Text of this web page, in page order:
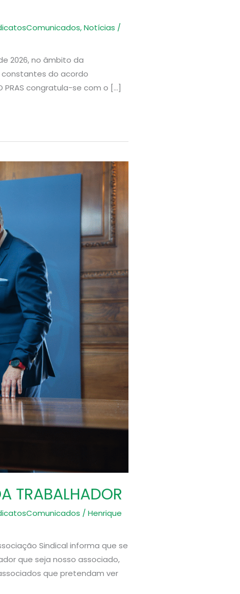
,Notícias /
2026, no âmbito da
do acordo
congratula-se com o […]
TRABALHADOR
/ Henrique
Sindical informa que se
que seja nosso associado,
que pretendam ver